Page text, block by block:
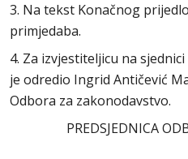
3. Na tekst Konačnog
primjedaba.
4. Za izvjestiteljicu na
je odredio Ingrid Antičević
Odbora za zakonodavstvo.
PREDSJEDNICA